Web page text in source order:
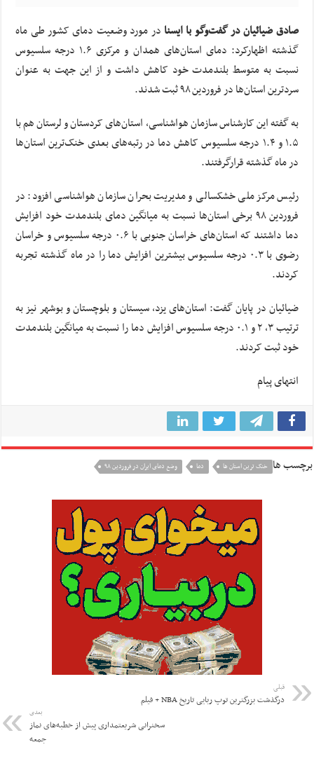
صادق ضیائیان در گفت‌وگو با ایسنا در مورد وضعیت دمای کشور طی ماه
گذشته اظهارکرد: دمای استان‌های همدان و مرکزی ۱.۶ درجه سلسیوس
نسبت به متوسط بلندمدت خود کاهش داشت و از این جهت به عنوان
سردترین استان‌ها در فروردین ۹۸ ثبت شدند.
به گفته این کارشناس سازمان هواشناسی، استان‌های کردستان و لرستان هم با
۱.۵ و ۱.۴ درجه سلسیوس کاهش دما در رتبه‌های بعدی خنک‌ترین استان‌ها
در ماه گذشته قرارگرفتند.
رئیس مرکز ملی خشکسالی و مدیریت بحران سازمان هواشناسی افزود: در
فروردین ۹۸ برخی استان‌ها نسبت به میانگین دمای بلندمدت خود افزایش
دما داشتند که استان‌های خراسان جنوبی با ۰.۶ درجه سلسیوس و خراسان
رضوی با ۰.۳ درجه سلسیوس بیشترین افزایش دما را در ماه گذشته تجربه
کردند.
ضیائیان در پایان گفت: استان‌های یزد، سیستان و بلوچستان و بوشهر نیز به
ترتیب ۳، ۲ و ۰.۱ درجه سلسیوس افزایش دما را نسبت به میانگین بلندمدت
خود ثبت کردند.
انتهای پیام
برچسب ها خنک ترین استان ها دما وضع دمای ایران در فروردین ۹۸
قبلی
درگذشت بزرگترین توپ ربایی تاریخ NBA + فیلم
بعدی
سخنرانی شریعتمداری پیش از خطبه‌های نماز
جمعه